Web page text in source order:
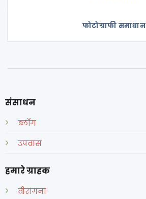
फोटोग्राफी समाधान
संसाधन
ब्लॉग
उपवास
हमारे ग्राहक
वीरांगना